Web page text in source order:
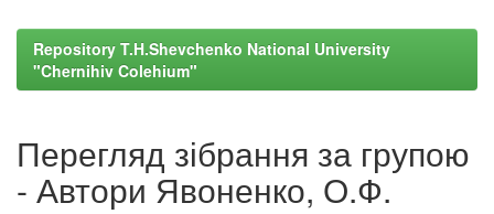
Repository T.H.Shevchenko National University
"Chernihiv Colehium"
Перегляд зібрання за групою
- Автори Явоненко, О.Ф.